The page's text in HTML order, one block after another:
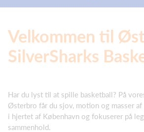
Velkommen til
SilverSharks
Har du lyst til at spille basketball? På
Østerbro får du sjov, motion og masser
i hjertet af København og fokuserer på
sammenhold.